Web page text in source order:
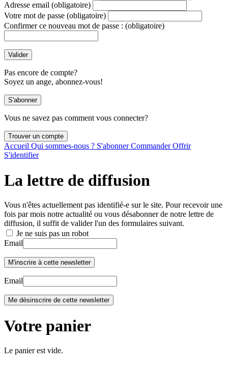
Adresse email (obligatoire)
Votre mot de passe (obligatoire)
Confirmer ce nouveau mot de passe : (obligatoire)
Pas encore de compte?
Soyez un ange, abonnez-vous!
Vous ne savez pas comment vous connecter?
Accueil Qui sommes-nous ? S'abonnerCommanderOffrir
S'identifier
La lettre de diffusion
Vous n'êtes actuellement pas identifié-e sur le site. Pour recevoir une
fois par mois notre actualité ou vous désabonner de notre lettre de
diffusion, il suffit de valider l'un des formulaires suivant.
Je ne suis pas un robot
Email
Email
Votre panier
Le panier est vide.